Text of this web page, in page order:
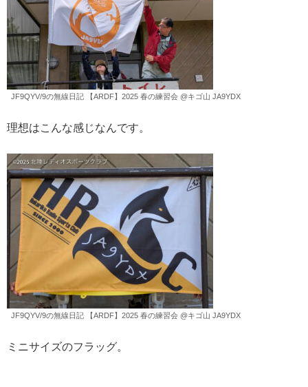
JF9QYV/9の無線日記 【ARDF】2025 春の練習会 @キゴ山 JA9YDX
理想はこんな感じなんです。
JF9QYV/9の無線日記 【ARDF】2025 春の練習会 @キゴ山 JA9YDX
ミニサイズのフラッグ。